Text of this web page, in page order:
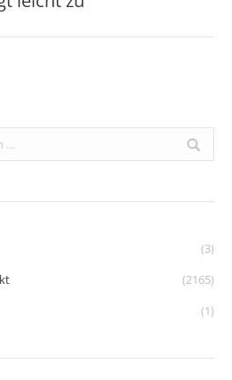
Beitrag:
(3)
(2165)
(1)